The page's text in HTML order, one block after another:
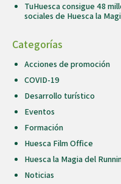
TuHuesca consigue 48
sociales de Huesca la
Categorías
Acciones de promoción
COVID-19
Desarrollo turístico
Eventos
Formación
Huesca Film Office
Huesca la Magia del
Noticias